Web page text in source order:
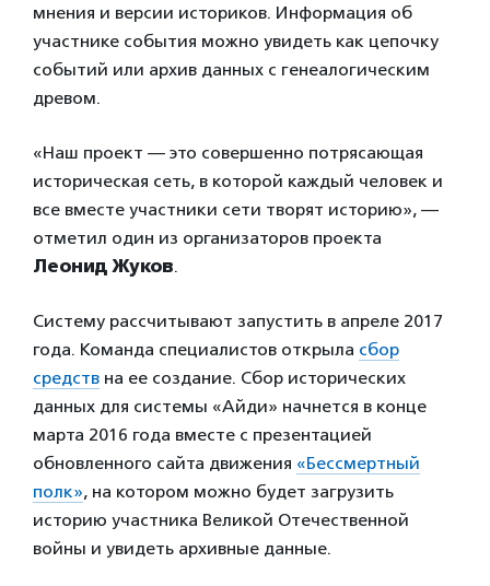
мнения и версии историков. Информация об
участнике события можно увидеть как цепочку
событий или архив данных с генеалогическим
древом.
«Наш проект — это совершенно потрясающая
историческая сеть, в которой каждый человек и
все вместе участники сети творят историю», —
отметил один из организаторов проекта
Леонид Жуков.
Систему рассчитывают запустить в апреле 2017
года. Команда специалистов открыла сбор
средств на ее создание. Сбор исторических
данных для системы «Айди» начнется в конце
марта 2016 года вместе с презентацией
обновленного сайта движения «Бессмертный
полк», на котором можно будет загрузить
историю участника Великой Отечественной
войны и увидеть архивные данные.